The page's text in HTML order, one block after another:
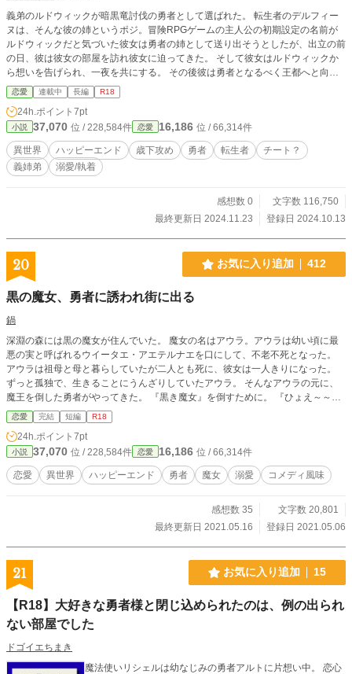
義弟のルドウィックが暗黒竜討伐の勇者として選ばれた。 転生者のデルフィー
ヌは、そんな彼の姉というポジ。冒険RPGゲームの主人公の初期設定の名前が
ルドウィックだと気づいた彼女は勇者の姉として送り出そうとしたが、出立の前
の日、彼は彼女の部屋を訪れ彼女に迫ってきた。 そして彼女はルドウィックか
ら想いを告げられ、一夜を共にする。 その後彼は勇者となるべく王都へと向か
った。 それから半年後、ルドウィックは訓練を終えて暗黒竜討伐の旅に向かっ
た。 デルフィーヌは故郷で、彼の無事を祈り続けていた。 そして二年の月日が
流れ、ルドウィックと仲間は暗黒竜を倒し、王都で祝賀会が開かれることにな
り、ルドウィックから招待を受け、デルフィーヌは両親と共に初めての王都へと
向かった。 モブのはずの勇者の姉として転生したデルフィーヌは、テンプレど
おりモブなのに勇者になったルドウィックに溺愛される。
恋愛 連載中 長編 R18
24h.ポイント 7pt
小説 37,070 位 / 228,584件 恋愛 16,186 位 / 66,314件
異世界 ハッピーエンド 歳下攻め 勇者 転生者
チート？
義姉弟
溺愛/執着
感想数 0
文字数 116,750
最終更新日 2024.11.23
登録日 2024.10.13
20 お気に入り追加 412
黒の魔女、勇者に誘われ街に出る
鍋
深淵の森には黒の魔女が住んでいた。 魔女の名はアウラ。アウラは幼い頃に最
悪の実と呼ばれるウイータエ・アエテルナエを口にして、不老不死となった。
アウラは祖母と母と暮らしていたが二人とも死に、彼女は一人きりになった。
ずっと孤独で、生きることにうんざりしていたアウラ。 そんなアウラの元に、
魔王を倒した勇者がやってきた。 『黒き魔女』を倒すために。 『ひょえ～～！
に、人間怖い～～。』 ※ストレスフリーのほのぼのを目指しました。 ゆっくり
更新します。 ※ヒーロー視点で進みます。 ※ゆるーい設定です。 ※R18注意！
※感想欄ネタバレ配慮ないです。
恋愛 完結 短編 R18
24h.ポイント 7pt
小説 37,070 位 / 228,584件 恋愛 16,186 位 / 66,314件
恋愛 異世界 ハッピーエンド 勇者 魔女 溺愛 コメディ風味
感想数 35
文字数 20,801
最終更新日 2021.05.16
登録日 2021.05.06
21 お気に入り追加 15
【R18】大好きな勇者様と閉じ込められたのは、例の出られ
ない部屋でした
ドゴイエちまき
魔法使いリシェルは幼なじみの勇者アルトに片想い中。 恋心